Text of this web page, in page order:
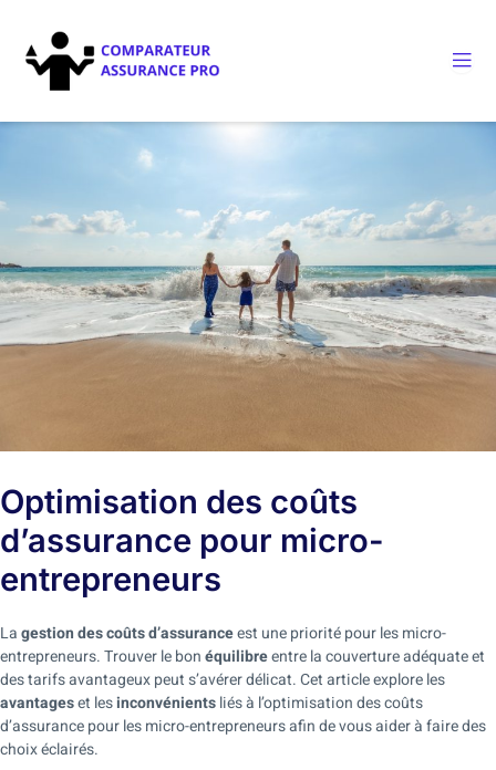
Optimisation des coûts
d’assurance pour micro-
entrepreneurs
Lagestion des coûts d’assuranceest une priorité pour les micro-
entrepreneurs. Trouver le bonéquilibreentre la couverture adéquate et
des tarifs avantageux peut s’avérer délicat. Cet article explore les
avantageset lesinconvénientsliés à l’optimisation des coûts
d’assurance pour les micro-entrepreneurs afin de vous aider à faire des
choix éclairés.